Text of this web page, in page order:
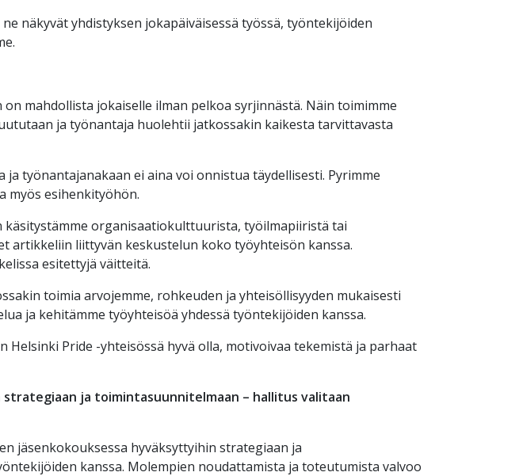
näkyvät yhdistyksen jokapäiväisessä työssä, työntekijöiden
mahdollista jokaiselle ilman pelkoa syrjinnästä. Näin toimimme
ja työnantaja huolehtii jatkossakin kaikesta tarvittavasta
ja työnantajanakaan ei aina voi onnistua täydellisesti. Pyrimme
myös esihenkityöhön.
käsitystämme organisaatiokulttuurista, työilmapiiristä tai
artikkeliin liittyvän keskustelun koko työyhteisön kanssa.
esitettyjä väitteitä.
toimia arvojemme, rohkeuden ja yhteisöllisyyden mukaisesti
ja kehitämme työyhteisöä yhdessä työntekijöiden kanssa.
Pride -yhteisössä hyvä olla, motivoivaa tekemistä ja parhaat
ja toimintasuunnitelmaan – hallitus valitaan
jäsenkokouksessa hyväksyttyihin strategiaan ja
kanssa. Molempien noudattamista ja toteutumista valvoo